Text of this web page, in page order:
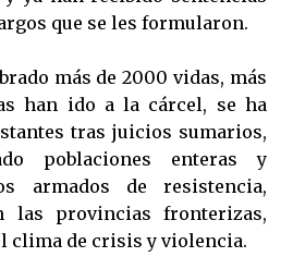
que se les formularon.
más de 2000 vidas, más
han ido a la cárcel, se ha
tras juicios sumarios,
poblaciones enteras y
armados de resistencia,
las provincias fronterizas,
clima de crisis y violencia.